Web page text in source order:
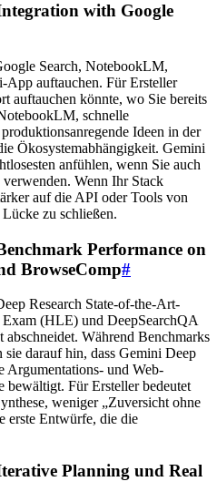
with Google
Search, NotebookLM,
App auftauchen. Für Ersteller
auftauchen könnte, wo Sie bereits
schnelle
Ideen in der
Ökosystemabhängigkeit. Gemini
anfühlen, wenn Sie auch
Wenn Ihr Stack
auf die API oder Tools von
zu schließen.
Performance on
BrowseComp#
Research State-of-the-Art-
Exam (HLE) und DeepSearchQA
Während Benchmarks
darauf hin, dass Gemini Deep
Argumentations- und Web-
Für Ersteller bedeutet
weniger „Zuversicht ohne
erste Entwürfe, die die
Planning und Real